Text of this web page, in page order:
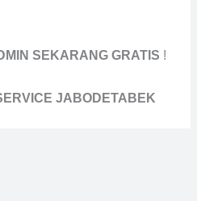
SEKARANG GRATIS !
JABODETABEK